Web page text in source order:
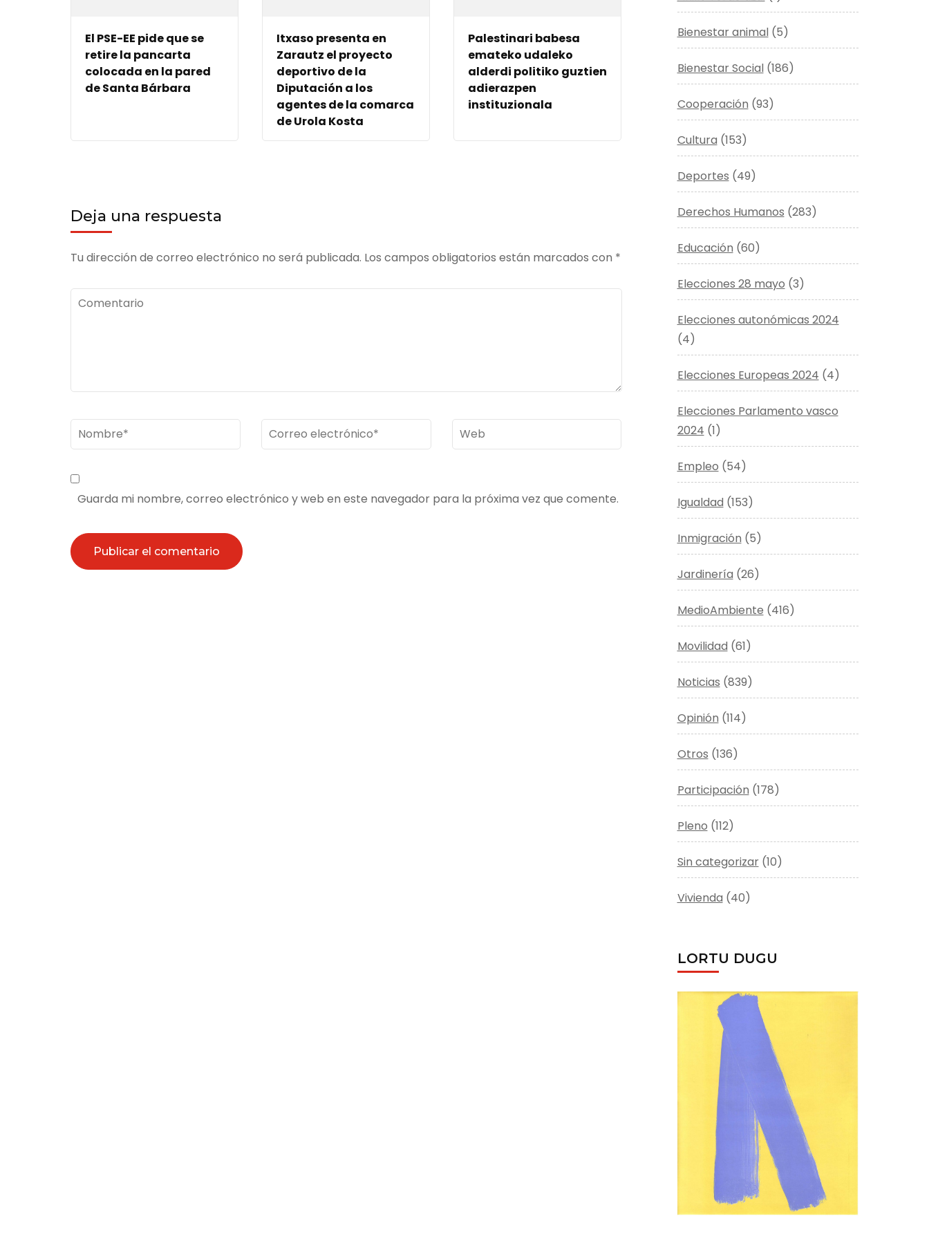
El PSE-EE pide que se
retire la pancarta
colocada en la pared
de Santa Bárbara
Itxaso presenta en
Zarautz el proyecto
deportivo de la
Diputación a los
agentes de la comarca
de Urola Kosta
Palestinari babesa
emateko udaleko
alderdi politiko guztien
adierazpen
instituzionala
Deja una respuesta
Tu dirección de correo electrónico no será publicada. Los campos obligatorios están marcados con *
Comentario
Nombre*
Correo
electrónico*
Web
Guarda mi nombre, correo electrónico y web en este navegador para la próxima vez que comente.
Bienestar animal(5)
Bienestar Social(186)
Cooperación (93)
Cultura (153)
Deportes (49)
Derechos Humanos (283)
Educación (60)
Elecciones 28 mayo (3)
Elecciones autonómicas 2024
(4)
Elecciones Europeas 2024 (4)
Elecciones Parlamento vasco
2024 (1)
Empleo (54)
Igualdad (153)
Inmigración (5)
Jardinería (26)
MedioAmbiente (416)
Movilidad (61)
Noticias (839)
Opinión (114)
Otros (136)
Participación (178)
Pleno (112)
Sin categorizar(10)
Vivienda (40)
LORTU DUGU